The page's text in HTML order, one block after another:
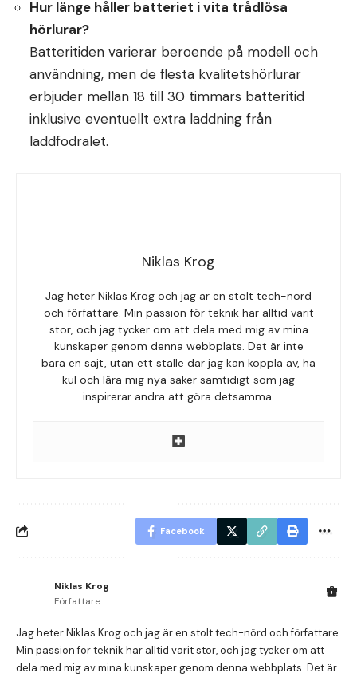
Hur länge håller batteriet i vita trådlösa
hörlurar?
Batteritiden varierar beroende på modell och
användning, men de flesta kvalitetshörlurar
erbjuder mellan 18 till 30 timmars batteritid
inklusive eventuellt extra laddning från
laddfodralet.
Niklas Krog
Jag heter Niklas Krog och jag är en stolt tech-nörd
och författare. Min passion för teknik har alltid varit
stor, och jag tycker om att dela med mig av mina
kunskaper genom denna webbplats. Det är inte
bara en sajt, utan ett ställe där jag kan koppla av, ha
kul och lära mig nya saker samtidigt som jag
inspirerar andra att göra detsamma.
Facebook
Niklas Krog
Författare
Jag heter Niklas Krog och jag är en stolt tech-nörd och författare.
Min passion för teknik har alltid varit stor, och jag tycker om att
dela med mig av mina kunskaper genom denna webbplats. Det är